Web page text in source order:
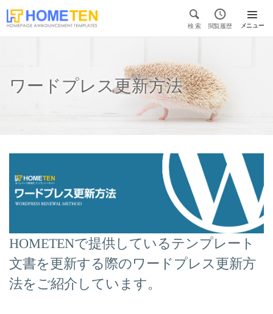

検 索

閲覧履歴 メニュー

ワードプレス更新方法
HOMETENで提供しているテンプレート
文書を更新する際のワードプレス更新方
法をご紹介しています。